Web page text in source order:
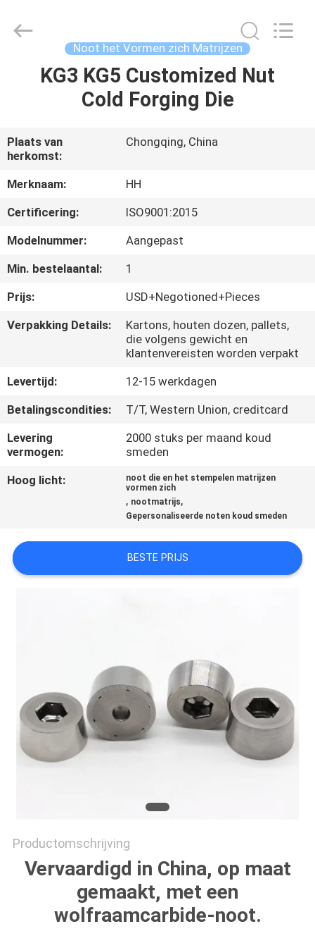
HUIS
VIDEO'S
ONGEVEER
ONS
FABRIEKSREIS
KWALITEITSCONTROLE
ONS
NIEUWS
VERZOEK
SITEMAP
Limited.
Noot het Vormen zich Matrijzen
KG3 KG5 Customized Nut
Cold Forging Die
Plaats van
herkomst:
Chongqing, China
Merknaam:
HH
Certificering:
ISO9001:2015
Modelnummer:
Aangepast
Min. bestelaantal:
1
Prijs:
USD+Negotioned+Pieces
Verpakking Details:
Kartons, houten dozen, pallets,
die volgens gewicht en
klantenvereisten worden verpakt
Levertijd:
12-15 werkdagen
Betalingscondities:
T/T, Western Union, creditcard
Levering
vermogen:
2000 stuks per maand koud
smeden
Hoog licht:
noot die en het stempelen matrijzen
vormen zich
, nootmatrijs,
Gepersonaliseerde noten koud smeden
BESTE PRIJS
Productomschrijving
Vervaardigd in China, op maat
gemaakt, met een
wolfraamcarbide-noot.